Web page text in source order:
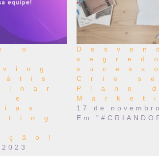
o
e
Crie
Plano
17 de
Em